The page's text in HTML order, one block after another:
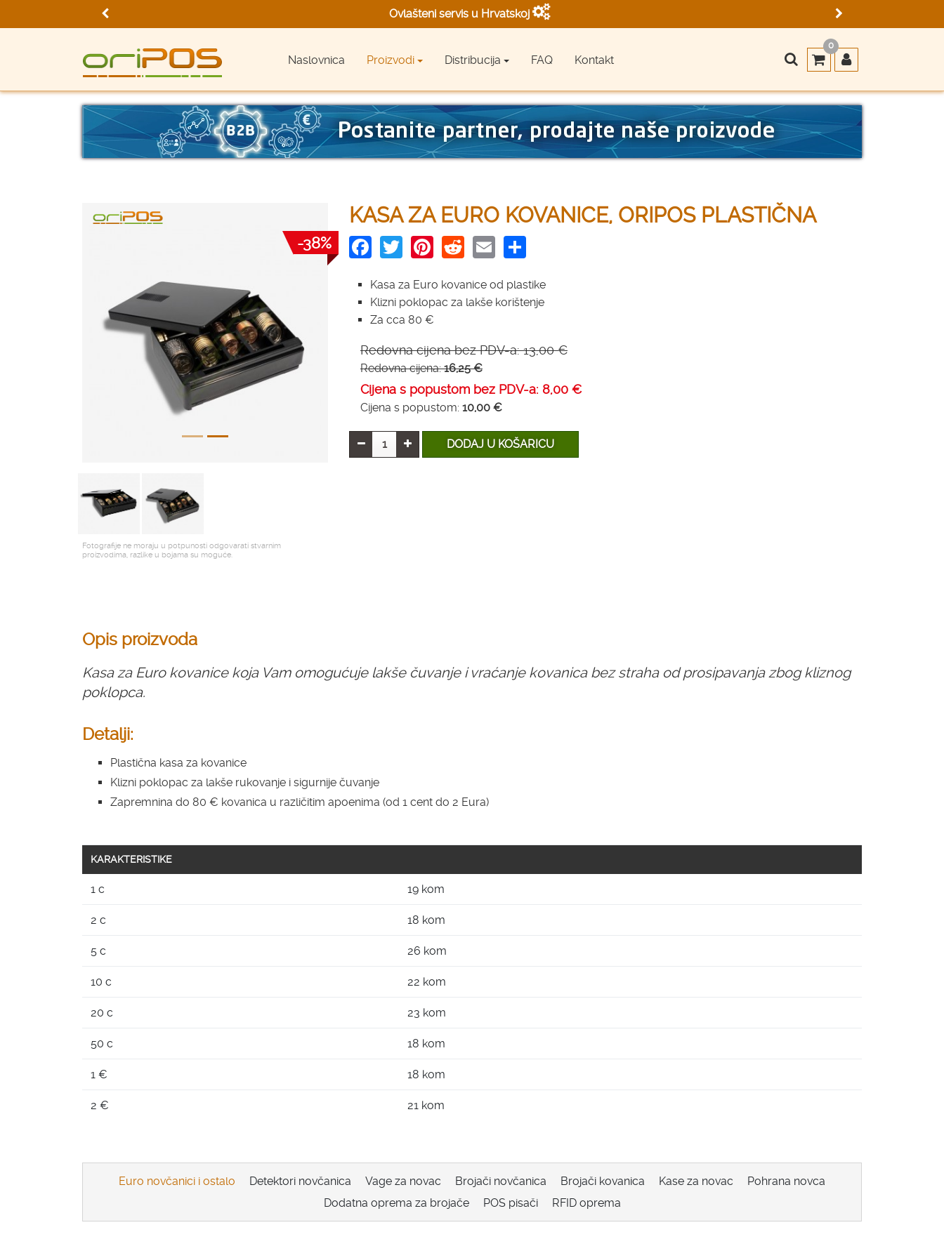
Ovlašteni servis u Hrvatskoj
Made in Germany
Naslovnica Proizvodi Distribucija FAQ Kontakt
0
KASA ZA EURO KOVANICE, ORIPOS PLASTIČNA
Facebook
TwitterPinterest
Reddit
Email
-38%
Fotografije ne moraju u potpunosti odgovarati stvarnim
proizvodima, razlike u bojama su moguće.
Kasa za Euro kovanice od plastike
Klizni poklopac za lakše korištenje
Za cca 80 €
Redovna cijena bez PDV-a:13,00 €
Redovna cijena:16,25 €
Cijena s popustom bez PDV-a: 8,00 €
Cijena s popustom: 10,00 €
DODAJ U KOŠARICU
Opis proizvoda
Kasa za Euro kovanice koja Vam omogućuje lakše čuvanje i vraćanje kovanica bez straha od prosipavanja zbog kliznog
poklopca.
Detalji:
Plastična kasa za kovanice
Klizni poklopac za lakše rukovanje i sigurnije čuvanje
Zapremnina do 80 € kovanica u različitim apoenima (od 1 cent do 2 Eura)
KARAKTERISTIKE
1 c 19 kom
2 c 18 kom
5 c 26 kom
10 c 22 kom
20 c 23 kom
50 c 18 kom
1 € 18 kom
2 € 21 kom
Euro novčanici i ostalo Detektori novčanica Vage za novac Brojači novčanica Brojači kovanica Kase za novac
Pohrana novca
Dodatna oprema za brojače
POS pisači RFID oprema